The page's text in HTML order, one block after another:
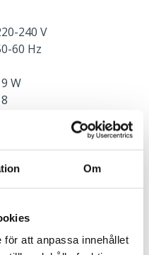
Om
för att anpassa innehållet
240 V
60 Hz
W